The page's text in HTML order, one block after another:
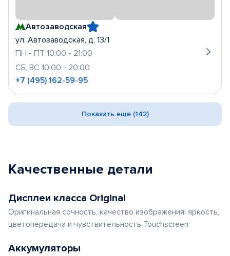
Автозаводская
ул. Автозаводская, д. 13/1
ПН - ПТ 10:00 - 21:00
СБ, ВС 10:00 - 20:00
+7 (495) 162-59-95
Показать еще (142)
Качественные детали
Дисплеи класса Original
Оригинальная сочность, качество изображения, яркость,
цветопередача и чувствительность Touchscreen
Аккумуляторы